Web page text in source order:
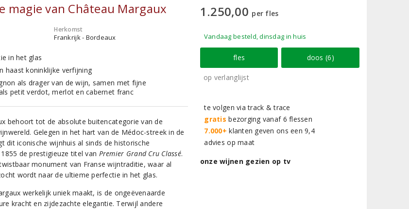
magie van Château Margaux
Herkomst
Frankrijk - Bordeaux
in het glas
haast koninklijke verfijning
als drager van de wijn, samen met fijne
petit verdot, merlot en cabernet franc
behoort tot de absolute buitencategorie van de
Gelegen in het hart van de Médoc-streek in de
dit iconische wijnhuis al sinds de historische
de prestigieuze titel van Premier Grand Cru Classé.
monument van Franse wijntraditie, waar al
wordt naar de ultieme perfectie in het glas.
werkelijk uniek maakt, is de ongeëvenaarde
kracht en zijdezachte elegantie. Terwijl andere
1.250,00 per fles
Vandaag besteld, dinsdag in huis
fles doos (6)
op verlanglijst
te volgen via track & trace
gratis bezorging vanaf 6 flessen
7.000+ klanten geven ons een 9,4
advies op maat
onze wijnen gezien op tv